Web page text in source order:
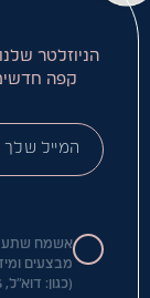
הניוזלטר
קפה
אשמח
מבצעים
(כגון: דוא"ל, SMS, טלפון, דואר וכדו') בהתאם